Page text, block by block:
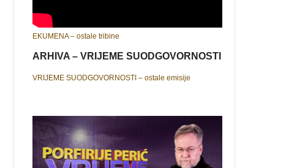
EKUMENA – ostale tribine
ARHIVA – VRIJEME SUODGOVORNOSTI
VRIJEME SUODGOVORNOSTI – ostale emisije